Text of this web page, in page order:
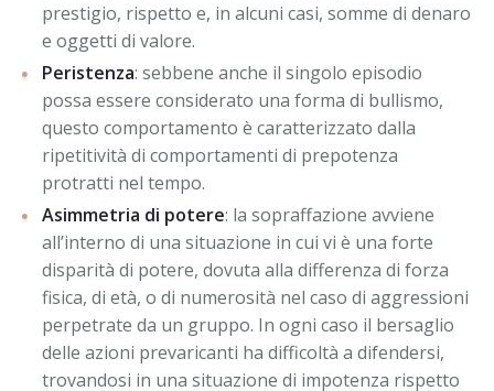
prestigio, rispetto e, in alcuni casi, somme di denaro
e oggetti di valore.
Peristenza: sebbene anche il singolo episodio
possa essere considerato una forma di bullismo,
questo comportamento è caratterizzato dalla
ripetitività di comportamenti di prepotenza
protratti nel tempo.
Asimmetria di potere: la sopraffazione avviene
all’interno di una situazione in cui vi è una forte
disparità di potere, dovuta alla differenza di forza
fisica, di età, o di numerosità nel caso di aggressioni
perpetrate da un gruppo. In ogni caso il bersaglio
delle azioni prevaricanti ha difficoltà a difendersi,
trovandosi in una situazione di impotenza rispetto